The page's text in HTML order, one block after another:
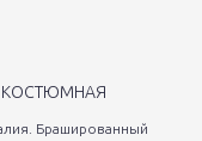
КОСТЮМНАЯ
Брашированный